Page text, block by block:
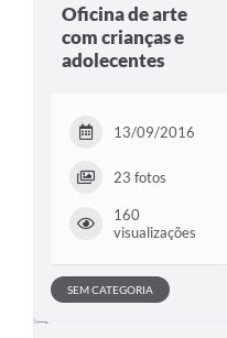
Oficina de arte
com crianças e
adolecentes
13/09/2016
23 fotos
160
visualizações
SEM CATEGORIA